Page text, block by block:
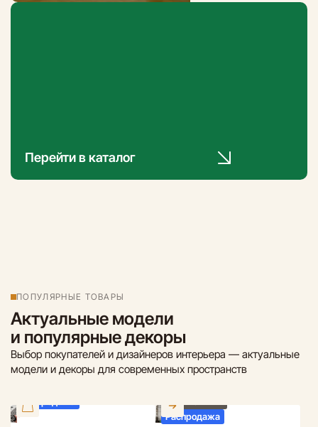
Перейти в каталог
Актуальные модели
и популярные декоры
ПОПУЛЯРНЫЕ ТОВАРЫ
Выбор покупателей и дизайнеров интерьера — актуальные
модели и декоры для современных пространств
Распродажа